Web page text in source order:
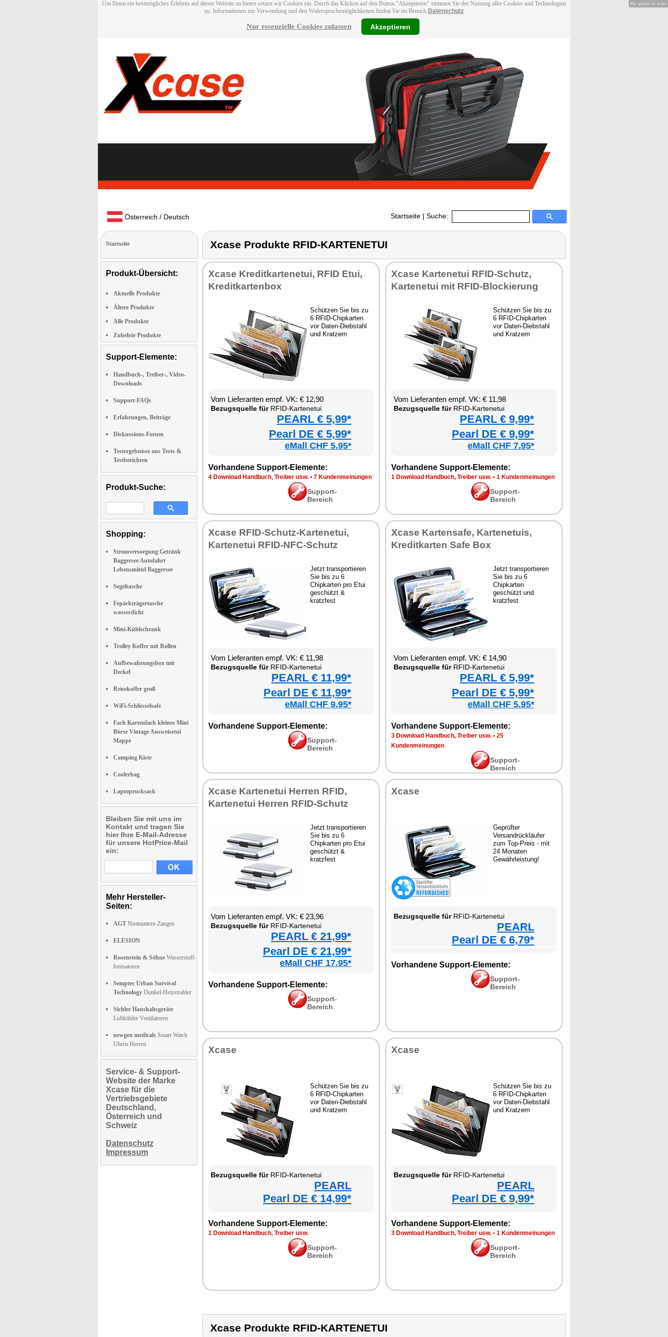
Um Ihnen ein bestmögliches Erlebnis auf dieser Website zu bieten setzen wir Cookies ein. Durch das Klicken auf den Button "Akzeptieren" stimmen Sie der Nutzung aller Cookies und Technologien
zu. Informationen zur Verwendung und den Widerspruchsmöglichkeiten finden Sie im Bereich Datenschutz
Nur essenzielle Cookies zulassen Akzeptieren
Österreich / Deutsch Startseite | Suche:
Startseite
Produkt-Übersicht:
Aktuelle Produkte
Ältere Produkte
Alle Produkte
Zubehör Produkte
Support-Elemente:
Handbuch-, Treiber-, Video-
Downloads
Support-FAQs
Erfahrungen, Beiträge
Diskussions-Forum
Testergebnisse aus Tests &
Testberichten
Produkt-Suche:
Shopping:
Stromversorgung Getränk
Baggersee Autofahrt
Lebensmittel Baggersee
Segeltasche
Fepäckträgertasche
wasserdicht
Mini-Kühlschrank
Trolley Koffer mit Rollen
Aufbewahrungsbox mit
Deckel
Reisekoffer groß
WiFi-Schlüsselsafe
Fach Kartenfach kleines Mini
Börse Vintage Ausweisetui
Mappe
Camping Kiste
Coolerbag
Laptoprucksack
Bleiben Sie mit uns im
Kontakt und tragen Sie
hier Ihre E-Mail-Adresse
für unsere HotPrice-Mail
ein:
Mehr Hersteller-
Seiten:
AGT Nietmuttern Zangen
ELESION
Rosenstein & Söhne Wasserstoff-
Ionisatoren
Semptec Urban Survival
Technology Dunkel-Heizstrahler
Sichler Haushaltsgeräte
Luftkühler Ventilatoren
newgen medicals Smart Watch
Uhren Herren
Service- & Support-
Website der Marke
Xcase für die
Vertriebsgebiete
Deutschland,
Österreich und
Schweiz
Datenschutz
Impressum
Xcase Produkte RFID-KARTENETUI
Xcase Kreditkartenetui, RFID Etui,
Kreditkartenbox
Schützen Sie bis zu
6 RFID-Chipkarten
vor Daten-Diebstahl
und Kratzern
Vom Lieferanten empf. VK: € 12,90
Bezugsquelle fürRFID-Kartenetui
PEARL € 5,99*
Pearl DE € 5,99*
eMall CHF 5.95*
Vorhandene Support-Elemente:
4 Download Handbuch, Treiber usw. • 7 Kundenmeinungen
Support-
Bereich
Xcase Kartenetui RFID-Schutz,
Kartenetui mit RFID-Blockierung
Schützen Sie bis zu
6 RFID-Chipkarten
vor Daten-Diebstahl
und Kratzern
Vom Lieferanten empf. VK: € 11,98
Bezugsquelle fürRFID-Kartenetui
PEARL € 9,99*
Pearl DE € 9,99*
eMall CHF 7.95*
Vorhandene Support-Elemente:
1 Download Handbuch, Treiber usw. • 1 Kundenmeinungen
Support-
Bereich
Xcase RFID-Schutz-Kartenetui,
Kartenetui RFID-NFC-Schutz
Jetzt transportieren
Sie bis zu 6
Chipkarten pro Etui
geschützt &
kratzfest
Vom Lieferanten empf. VK: € 11,98
Bezugsquelle fürRFID-Kartenetui
PEARL € 11,99*
Pearl DE € 11,99*
eMall CHF 9.95*
Vorhandene Support-Elemente:
Support-
Bereich
Xcase Kartensafe, Kartenetuis,
Kreditkarten Safe Box
Jetzt transportieren
Sie bis zu 6
Chipkarten
geschützt und
kratzfest
Vom Lieferanten empf. VK: € 14,90
Bezugsquelle fürRFID-Kartenetui
PEARL € 5,99*
Pearl DE € 5,99*
eMall CHF 5.95*
Vorhandene Support-Elemente:
3 Download Handbuch, Treiber usw. • 25
Kundenmeinungen
Support-
Bereich
Xcase Kartenetui Herren RFID,
Kartenetui Herren RFID-Schutz
Jetzt transportieren
Sie bis zu 6
Chipkarten pro Etui
geschützt &
kratzfest
Vom Lieferanten empf. VK: € 23,96
Bezugsquelle fürRFID-Kartenetui
PEARL € 21,99*
Pearl DE € 21,99*
eMall CHF 17.95*
Vorhandene Support-Elemente:
Support-
Bereich
Xcase
Geprüfter
Versandrückläufer
zum Top-Preis - mit
24 Monaten
Gewährleistung!
Bezugsquelle fürRFID-Kartenetui
PEARL
Pearl DE € 6,79*
Vorhandene Support-Elemente:
Support-
Bereich
Xcase
Schützen Sie bis zu
6 RFID-Chipkarten
vor Daten-Diebstahl
und Kratzern
Bezugsquelle fürRFID-Kartenetui
PEARL
Pearl DE € 14,99*
Vorhandene Support-Elemente:
1 Download Handbuch, Treiber usw.
Support-
Bereich
Xcase
Schützen Sie bis zu
6 RFID-Chipkarten
vor Daten-Diebstahl
und Kratzern
Bezugsquelle fürRFID-Kartenetui
PEARL
Pearl DE € 9,99*
Vorhandene Support-Elemente:
3 Download Handbuch, Treiber usw. • 1 Kundenmeinungen
Support-
Bereich
Xcase Produkte RFID-KARTENETUI
Hy-phen-a-tion